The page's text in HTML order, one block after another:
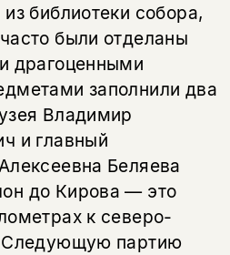
библиотеки собора,
были отделаны
драгоценными
заполнили два
Владимир
и главный
Беляева
до Кирова — это
к северо-
Следующую партию